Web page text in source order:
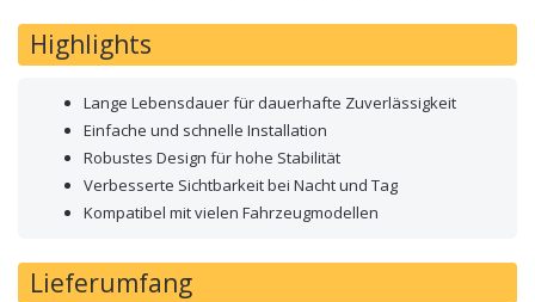
Highlights
Lange Lebensdauer für dauerhafte Zuverlässigkeit
Einfache und schnelle Installation
Robustes Design für hohe Stabilität
Verbesserte Sichtbarkeit bei Nacht und Tag
Kompatibel mit vielen Fahrzeugmodellen
Lieferumfang